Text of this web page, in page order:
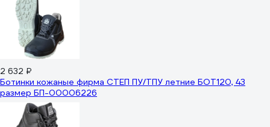
2 632 ₽
Ботинки кожаные фирма СТЕП ПУ/ТПУ летние БОТ120, 43
размер БП-00006226